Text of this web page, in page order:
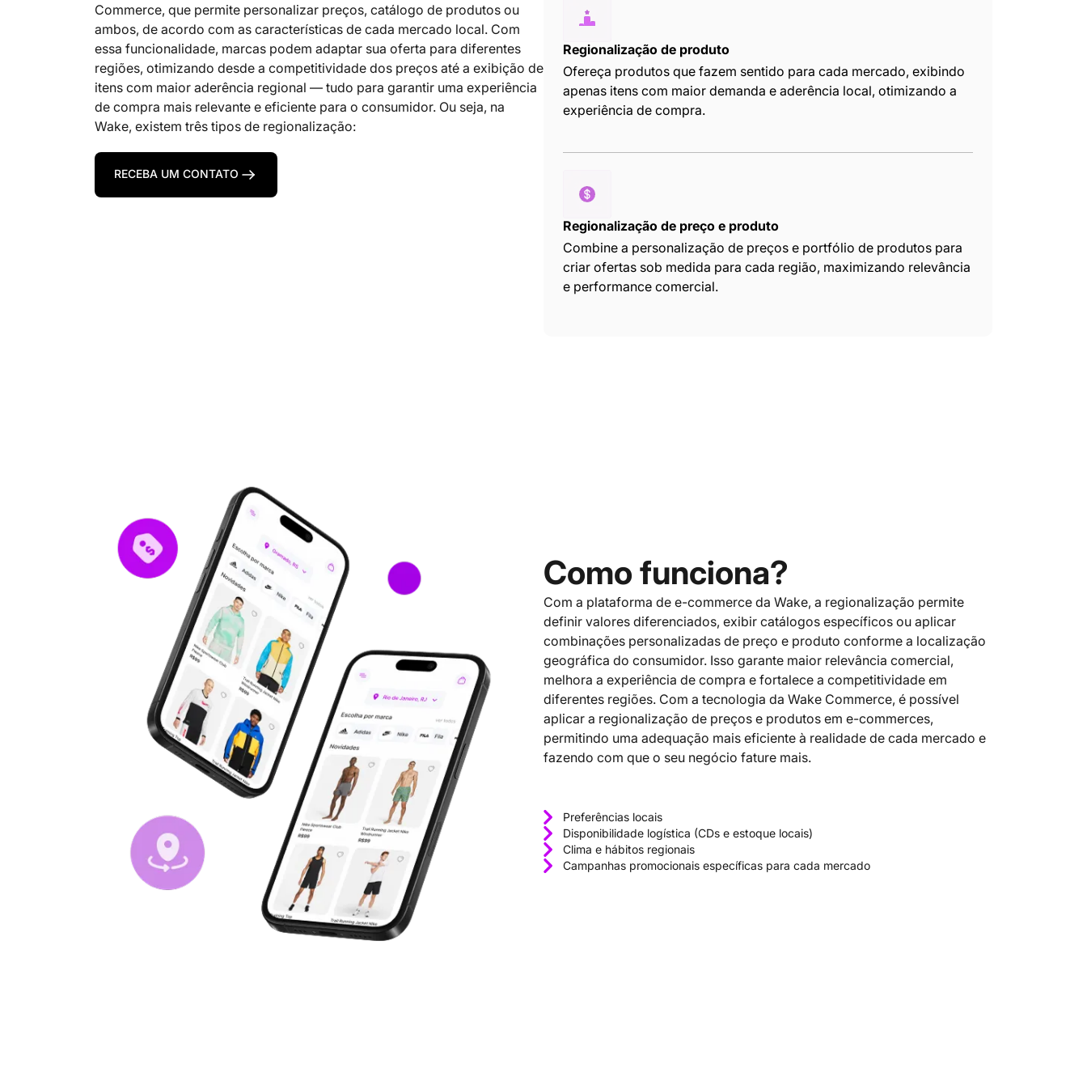
Commerce, que permite personalizar preços, catálogo de produtos ou
ambos, de acordo com as características de cada mercado local. Com
essa funcionalidade, marcas podem adaptar sua oferta para diferentes
regiões, otimizando desde a competitividade dos preços até a exibição de
itens com maior aderência regional — tudo para garantir uma experiência
de compra mais relevante e eficiente para o consumidor. Ou seja, na
Wake, existem três tipos de regionalização:
RECEBA UM CONTATO
Regionalização de produto
Ofereça produtos que fazem sentido para cada mercado, exibindo
apenas itens com maior demanda e aderência local, otimizando a
experiência de compra.
Regionalização de preço e produto
Combine a personalização de preços e portfólio de produtos para
criar ofertas sob medida para cada região, maximizando relevância
e performance comercial.
Como funciona?
Com a plataforma de e-commerce da Wake, a regionalização permite
definir valores diferenciados, exibir catálogos específicos ou aplicar
combinações personalizadas de preço e produto conforme a localização
geográfica do consumidor. Isso garante maior relevância comercial,
melhora a experiência de compra e fortalece a competitividade em
diferentes regiões. Com a tecnologia da Wake Commerce, é possível
aplicar a regionalização de preços e produtos em e-commerces,
permitindo uma adequação mais eficiente à realidade de cada mercado e
fazendo com que o seu negócio fature mais.
Preferências locais
Disponibilidade logística (CDs e estoque locais)
Clima e hábitos regionais
Campanhas promocionais específicas para cada mercado